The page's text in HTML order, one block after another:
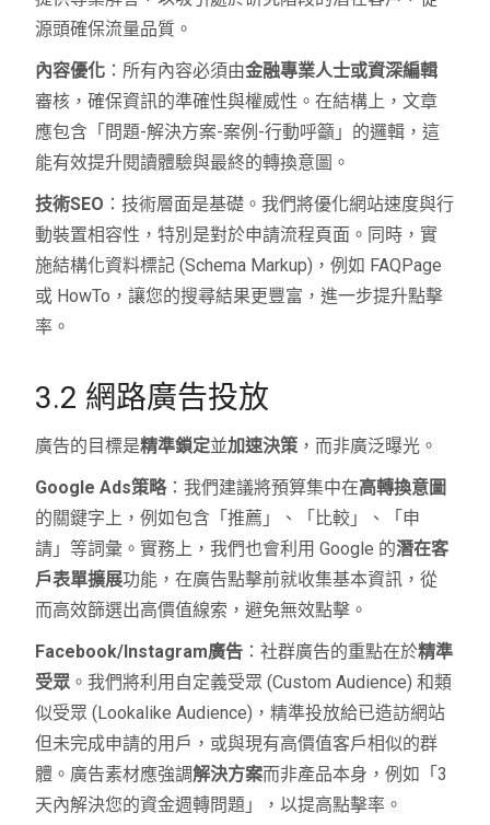
源頭確保流量品質。
內容優化 ：所有內容必須由金融專業人士或資深編輯
審核，確保資訊的準確性與權威性。在結構上，文章
應包含「問題-解決方案-案例-行動呼籲」的邏輯，這
能有效提升閱讀體驗與最終的轉換意圖。
技術SEO ：技術層面是基礎。我們將優化網站速度與行
動裝置相容性，特別是對於申請流程頁面。同時，實
施結構化資料標記 (Schema Markup)，例如 FAQPage
或 HowTo，讓您的搜尋結果更豐富，進一步提升點擊
率。
3.2 網路廣告投放
廣告的目標是精準鎖定並加速決策 ，而非廣泛曝光。
Google Ads策略：我們建議將預算集中在高轉換意圖
的關鍵字上，例如包含「推薦」、「比較」、「申
請」等詞彙。實務上，我們也會利用 Google 的潛在客
戶表單擴展功能，在廣告點擊前就收集基本資訊，從
而高效篩選出高價值線索，避免無效點擊。
Facebook/Instagram廣告 ：社群廣告的重點在於精準
受眾 。我們將利用自定義受眾 (Custom Audience) 和類
似受眾 (Lookalike Audience)，精準投放給已造訪網站
但未完成申請的用戶，或與現有高價值客戶相似的群
體。廣告素材應強調解決方案而非產品本身，例如「3
天內解決您的資金週轉問題」，以提高點擊率。